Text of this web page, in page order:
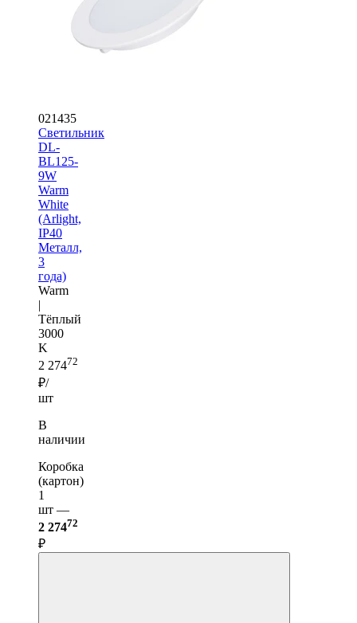
021435
Светильник
DL-
BL125-
9W
Warm
White
(Arlight,
IP40
Металл,
3
года)
Warm
|
Тёплый
3000
K
2 27472
₽/
шт
В
наличии
Коробка
(картон)
1
шт —
2 27472
₽